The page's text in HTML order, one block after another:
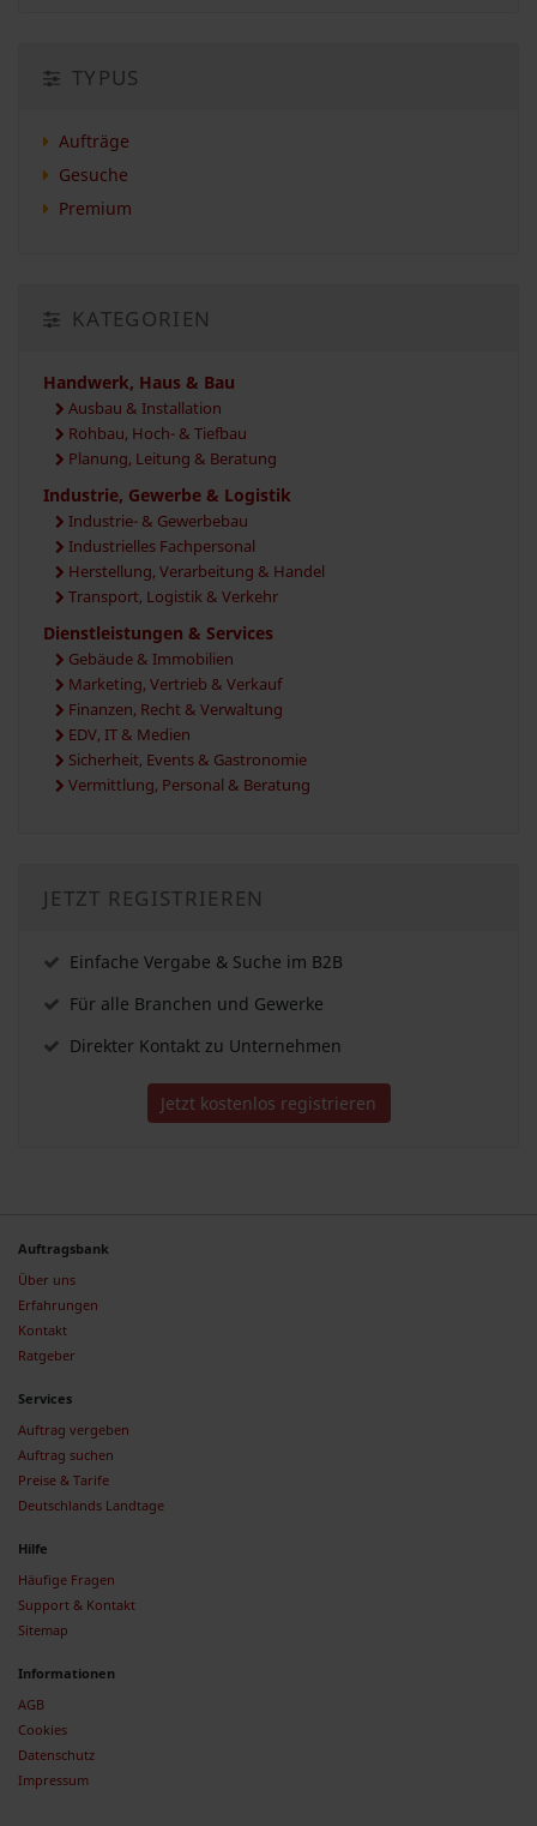
TYPUS
Aufträge
Gesuche
Premium
KATEGORIEN
Handwerk, Haus & Bau
Ausbau & Installation
Rohbau, Hoch- & Tiefbau
Planung, Leitung & Beratung
Industrie, Gewerbe & Logistik
Industrie- & Gewerbebau
Industrielles Fachpersonal
Herstellung, Verarbeitung & Handel
Transport, Logistik & Verkehr
Dienstleistungen & Services
Gebäude & Immobilien
Marketing, Vertrieb & Verkauf
Finanzen, Recht & Verwaltung
EDV, IT & Medien
Sicherheit, Events & Gastronomie
Vermittlung, Personal & Beratung
JETZT REGISTRIEREN
Einfache Vergabe & Suche im B2B
Für alle Branchen und Gewerke
Direkter Kontakt zu Unternehmen
Jetzt kostenlos registrieren
Auftragsbank
Über uns
Erfahrungen
Kontakt
Ratgeber
Services
Auftrag vergeben
Auftrag suchen
Preise & Tarife
Deutschlands Landtage
Hilfe
Häufige Fragen
Support & Kontakt
Sitemap
Informationen
AGB
Cookies
Datenschutz
Impressum